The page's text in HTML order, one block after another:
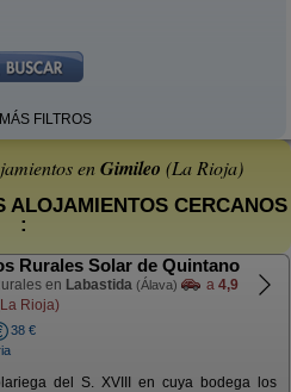
MÁS FILTROS
enGimileo (La Rioja)
ALOJAMIENTOS CERCANOS
:
Rurales Solar de Quintano
en Labastida (Álava) a 4,9
Rioja)
38 €
del S. XVIII en cuya bodega los